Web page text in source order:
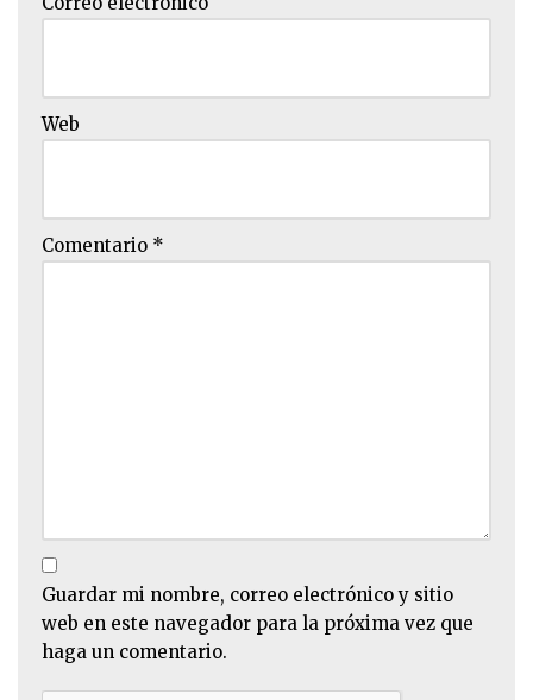
Web
Comentario *
Guardar mi nombre, correo electrónico y sitio
web en este navegador para la próxima vez que
haga un comentario.